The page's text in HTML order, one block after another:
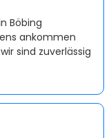
Böbing
ankommen
sind zuverlässig